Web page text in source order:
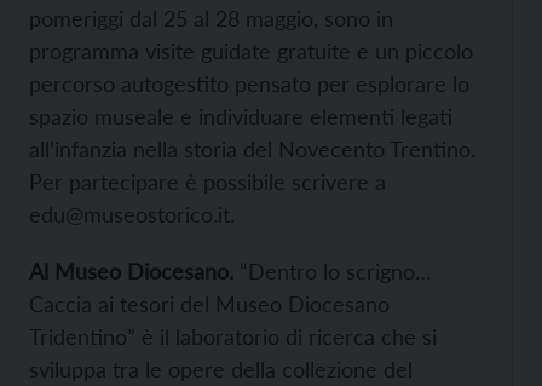
pomeriggi dal 25 al 28 maggio, sono in
programma visite guidate gratuite e un piccolo
percorso autogestito pensato per esplorare lo
spazio museale e individuare elementi legati
all’infanzia nella storia del Novecento Trentino.
Per partecipare è possibile scrivere a
edu@museostorico.it.
Al Museo Diocesano. “Dentro lo scrigno…
Caccia ai tesori del Museo Diocesano
Tridentino” è il laboratorio di ricerca che si
sviluppa tra le opere della collezione del